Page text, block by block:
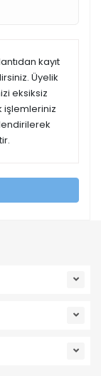
kayıt
Üyelik
eksiksiz
işlemleriniz